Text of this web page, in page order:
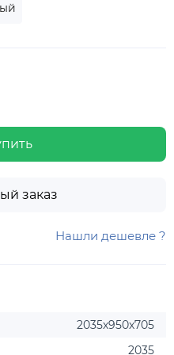
заказ
Нашли дешевле ?
2035х950х705
2035